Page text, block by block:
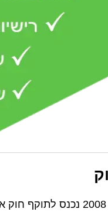
ידעתם שבישראל אסור לכרות עצים?